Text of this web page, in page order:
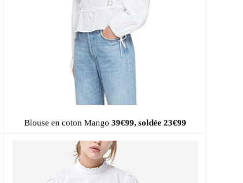
Blouse en coton Mango 39€99, soldée 23€99